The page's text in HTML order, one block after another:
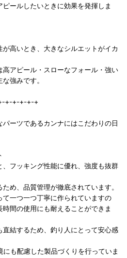
ールしたいときに効果を発揮しま
高いとき、大きなシルエットがイカ
高アピール・スローなフォール・強い
強みです。
+-+-+-+-+
ーツであるカンナにはこだわりの日
フッキング性能に優れ、強度も抜群
め、品質管理が徹底されています。
一つ一つ丁寧に作られていますの
間の使用にも耐えることができま
直結するため、釣り人にとって安心感
にも配慮した製品づくりを行っていま